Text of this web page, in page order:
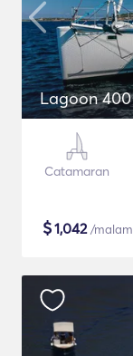
Lagoon 400
Catamaran
$1,042/malam